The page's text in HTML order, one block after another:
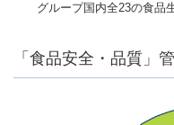
グループ国内全23の食品
「食品安全・品質」